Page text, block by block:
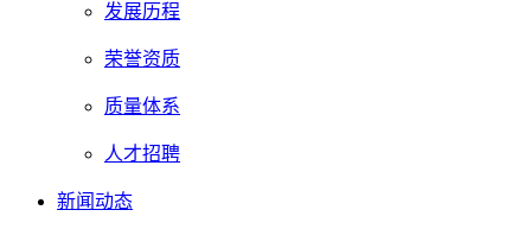
发展历程
荣誉资质
质量体系
人才招聘
新闻动态